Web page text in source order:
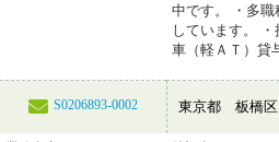
中です。 ・多
しています。
車（軽ＡＴ）貸
S0206893-0002 東京都 板橋